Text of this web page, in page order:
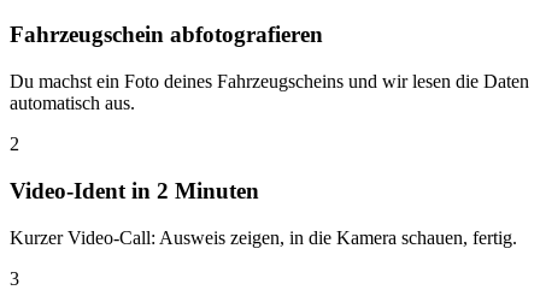
Fahrzeugschein abfotografieren
Du machst ein Foto deines Fahrzeugscheins und wir lesen die Daten
automatisch aus.
2
Video-Ident in 2 Minuten
Kurzer Video-Call: Ausweis zeigen, in die Kamera schauen, fertig.
3